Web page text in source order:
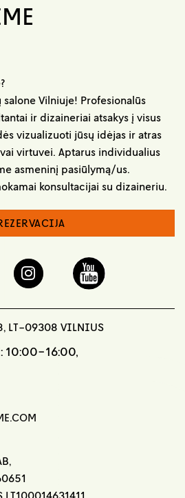
Vilniuje! Profesionalūs
ir dizaineriai atsakys į visus
vizualizuoti jūsų idėjas ir atras
virtuvei. Aptarus individualius
asmeninį pasiūlymą/us.
konsultacijai su dizaineriu.
LT-09308 VILNIUS
10:00-16:00,
LT100014631411